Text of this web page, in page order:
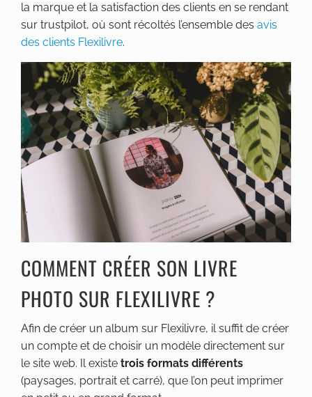
la marque et la satisfaction des clients en se rendant
sur trustpilot, où sont récoltés l’ensemble des avis
des clients Flexilivre.
COMMENT CRÉER SON LIVRE
PHOTO SUR FLEXILIVRE ?
Afin de créer un album sur Flexilivre, il suffit de créer
un compte et de choisir un modèle directement sur
le site web. Il existe trois formats différents
(paysages, portrait et carré), que l’on peut imprimer